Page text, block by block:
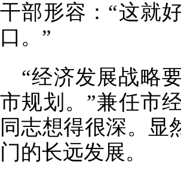
干部形容：“这就
口。”
“经济发展战略
市规划。”兼任市
同志想得很深。显
门的长远发展。